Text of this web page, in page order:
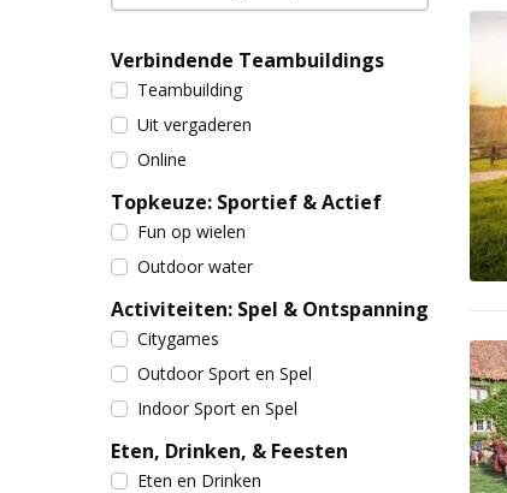
Verbindende Teambuildings
Teambuilding
Uit vergaderen
Online
Topkeuze: Sportief & Actief
Fun op wielen
Outdoor water
Activiteiten: Spel & Ontspanning
Citygames
Outdoor Sport en Spel
Indoor Sport en Spel
Eten, Drinken, & Feesten
Eten en Drinken